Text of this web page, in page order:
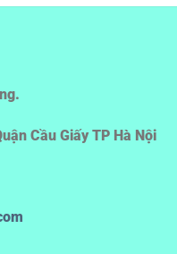
Cầu Giấy TP Hà Nội